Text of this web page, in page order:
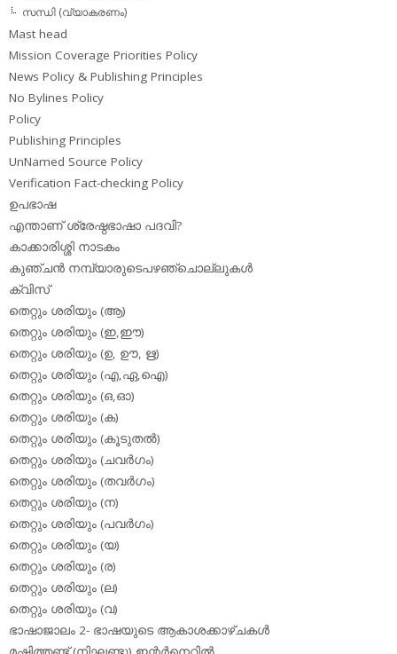
സന്ധി (വ്യാകരണം)
Mast head
Mission Coverage Priorities Policy
News Policy & Publishing Principles
No Bylines Policy
Policy
Publishing Principles
UnNamed Source Policy
Verification Fact-checking Policy
ഉപഭാഷ
എന്താണ് ശ്രേഷ്ഠഭാഷാ പദവി?
കാക്കാരിശ്ശി നാടകം
കുഞ്ചന്‍ നമ്പ്യാരുടെപഴഞ്ചൊല്ലുകള്‍
ക്വിസ്
തെറ്റും ശരിയും (ആ)
തെറ്റും ശരിയും (ഇ,ഈ)
തെറ്റും ശരിയും (ഉ, ഊ, ഋ)
തെറ്റും ശരിയും (എ,ഏ,ഐ)
തെറ്റും ശരിയും (ഒ,ഓ)
തെറ്റും ശരിയും (ക)
തെറ്റും ശരിയും (കൂടുതല്‍)
തെറ്റും ശരിയും (ചവര്‍ഗം)
തെറ്റും ശരിയും (തവര്‍ഗം)
തെറ്റും ശരിയും (ന)
തെറ്റും ശരിയും (പവര്‍ഗം)
തെറ്റും ശരിയും (യ)
തെറ്റും ശരിയും (ര)
തെറ്റും ശരിയും (ല)
തെറ്റും ശരിയും (വ)
ഭാഷാജാലം 2- ഭാഷയുടെ ആകാശക്കാഴ്ചകള്‍